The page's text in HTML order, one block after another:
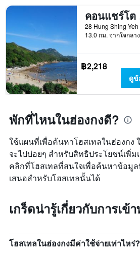
13.0 กม. จากใจกลา
฿2,218
ดูข้
พักที่ไหนในฮ่องกงดี?
ใช้แผนที่เพื่อค้นหาโฮสเทลในฮ่องก
จะไปบ่อยๆ สำหรับสิทธิประโยชน์เพิ่ม
คลิกที่โฮสเทลที่สนใจเพื่อค้นหาข้อมู
เสนอสำหรับโฮสเทลนั้นได้
เกร็ดน่ารู้เกี่ยวกับการเข้
โฮสเทลในฮ่องกงมีค่าใช้จ่ายเท่าไหร่?